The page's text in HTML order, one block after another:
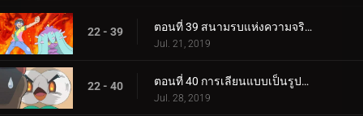
22 - 39 ตอนที่ 39 สนามรบแห่งความจริงและความรัก!
Jul. 21, 2019
22 - 40 ตอนที่ 40 การเลียนแบบเป็นรูปแบบกลยุทธ์ที่จริงใจที่สุด!
Jul. 28, 2019